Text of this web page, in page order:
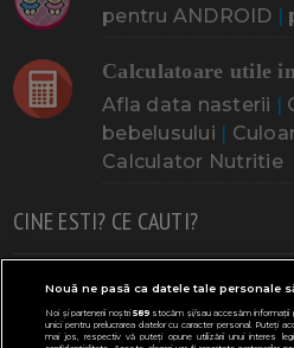
pentru ANDROID |
Calculatoare utile
Afla data nasterii |
bebelusului |
Calculator Nutritie
CINE ESTI? CE CAUTI?
Doresc un copil Adoptia
Urmeaza sa nasc Probleme
Nouă ne pasă ca datele tale personale
Noi și partenerii noștri589stocăm și/sau accesăm informații
unici pentru prelucrarea datelor cu caracter personal. Puteți
mai jos, respectiv vă puteți opune utilizării unui interes